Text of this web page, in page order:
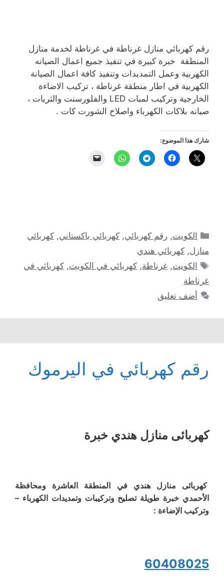
رقم كهربائي منازل غرناطة في غرناطة لخدمة منازل
المنطقة خبرة كبيرة في تنفيذ جميع اعمال الصيانه
الكهربية وعمل التمديدات وتنفيذ كافة اعمال الصيانة
الكهربية في اطار منطقة غرناطة ، تركيب الاضاءة
الخارجية وتركيب لمبات LED والفلورسنت والثريات ،
صيانه بلاكات الكهرباء واصلاح الشورت كات .
شارك هذا الموضوع:
التصنيفات
الكويت,رقم كهربائي,كهربائي باكستاني,كهربائي
منازل, كهربائي هندي
الوسوم
الكويت,غرناطة,كهربائي في الكويت,كهربائي في
غرناطة
أضف تعليق
رقم كهربائي في اليرموك
كهربائى منازل هندي خبرة
كهربائى منازل هندي في المنطقة العاشرة ومحافظة
الأحمدي خبرة طويلة تصليح وتركيبات وتمديدات الكهرباء –
وتركيب الإضاءة :
60408025